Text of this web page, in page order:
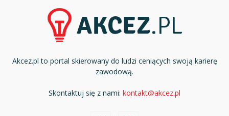
Akcez.pl to portal skierowany do ludzi ceniących swoją karierę
zawodową.
Skontaktuj się z nami: kontakt@akcez.pl